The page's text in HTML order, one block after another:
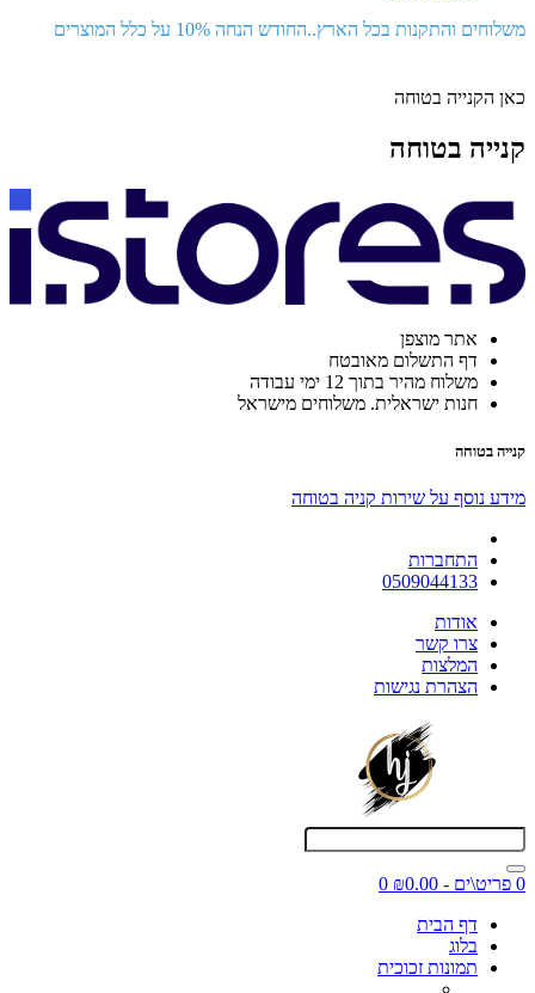
משלוחים והתקנות בכל הארץ..החודש הנחה 10% על כלל המוצרים
כאן הקנייה בטוחה
קנייה בטוחה
אתר מוצפן
דף התשלום מאובטח
משלוח מהיר בתוך 12 ימי עבודה
חנות ישראלית. משלוחים מישראל
קנייה בטוחה
מידע נוסף על שירות קניה בטוחה
התחברות
0509044133
אודות
צרו קשר
המלצות
הצהרת נגישות
0 פריט\ים - ₪0.00
0
דף הבית
בלוג
תמונות זכוכית